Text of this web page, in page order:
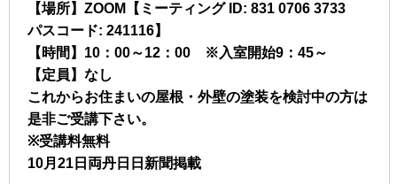
【場所】ZOOM【ミーティング ID: 831 0706 3733
パスコード: 241116】
【時間】10：00～12：00 ※入室開始9：45～
【定員】なし
これからお住まいの屋根・外壁の塗装を検討中の方は
是非ご受講下さい。
※受講料無料
10月21日両丹日日新聞掲載